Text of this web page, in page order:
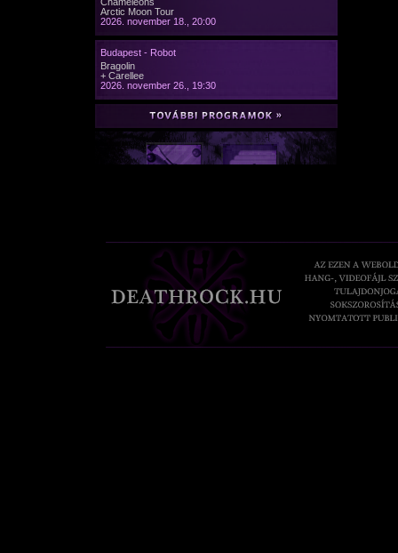
Arctic Moon Tour
2026. november 18., 20:00
Budapest - Robot
Bragolin
+ Carellee
2026. november 26., 19:30